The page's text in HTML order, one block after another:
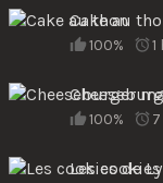
Cake au
100%
100%
Les